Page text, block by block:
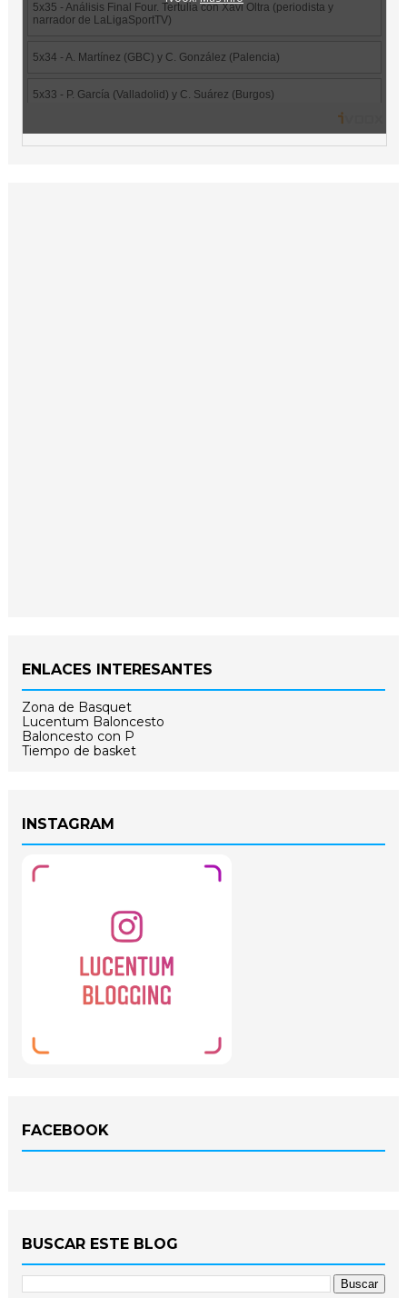
ENLACES INTERESANTES
Zona de Basquet
Lucentum Baloncesto
Baloncesto con P
Tiempo de basket
INSTAGRAM
FACEBOOK
BUSCAR ESTE BLOG